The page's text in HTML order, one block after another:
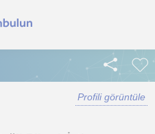
Profili görüntüle